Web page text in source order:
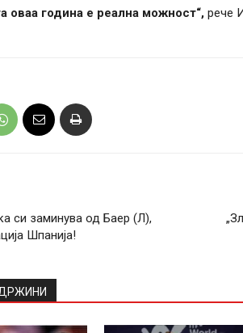
оваа година е реална можност“, рече
си заминува од Баер (Л),
Шпанија!